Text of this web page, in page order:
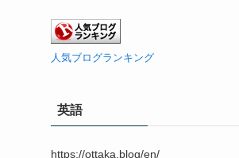
人気ブログランキング
英語
https://ottaka.blog/en/